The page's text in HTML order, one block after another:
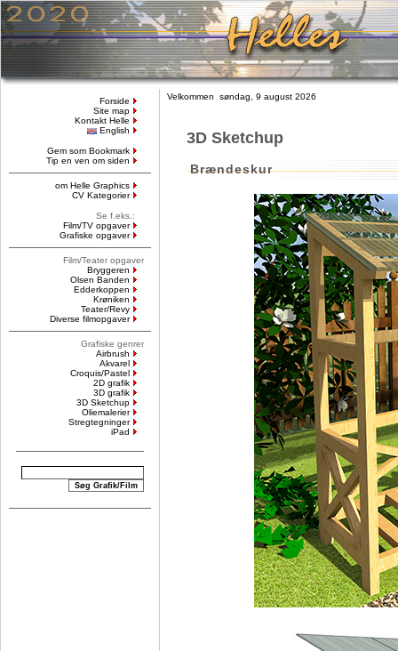
Forside
Site map
Kontakt Helle
English
Gem som Bookmark
Tip en ven om siden
om Helle Graphics
CV Kategorier
Se f.eks.:
Film/TV opgaver
Grafiske opgaver
Film/Teater opgaver
Bryggeren
Olsen Banden
Edderkoppen
Krøniken
Teater/Revy
Diverse filmopgaver
Grafiske genrer
Airbrush
Akvarel
Croquis/Pastel
2D grafik
3D grafik
3D Sketchup
Oliemalerier
Stregtegninger
iPad
Velkommen søndag, 9 august 2026
3D Sketchup
Brændeskur